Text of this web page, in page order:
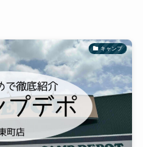
キャンプ